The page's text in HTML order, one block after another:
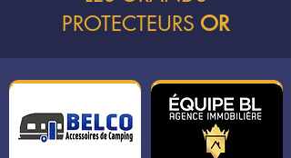
PROTECTEURS OR